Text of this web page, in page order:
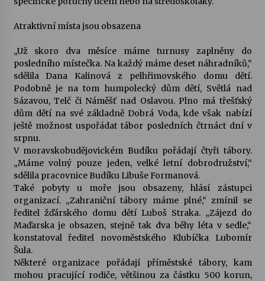
3. 7. 2026
30. 6. 2026
Atraktivní místa jsou obsazena
„Už skoro dva měsíce máme turnusy zaplněny do
posledního místečka. Na každý máme deset náhradníků,“
sdělila Dana Kalinová z pelhřimovského domu dětí.
Podobně je na tom humpolecký dům dětí, Světlá nad
Sázavou, Telč či Náměšť nad Oslavou. Plno má třešťský
dům dětí na své základně Dobrá Voda, kde však nabízí
ještě možnost uspořádat tábor posledních čtrnáct dní v
srpnu.
V moravskobudějovickém Budíku pořádají čtyři tábory.
„Máme volný pouze jeden, velké letní dobrodružství,“
sdělila pracovnice Budíku Libuše Formanová.
Také pobyty u moře jsou obsazeny, hlásí zástupci
organizací. „Zahraniční tábory máme plné,“ zmínil se
ředitel žďárského domu dětí Luboš Straka. „Zájezd do
Maďarska je obsazen, stejně tak dva běhy léta v sedle,“
konstatoval ředitel novoměstského Klubíčka Lubomír
Šula.
Některé organizace pořádají příměstské tábory, kam
mohou pracující rodiče, většinou za částku 500 korun,